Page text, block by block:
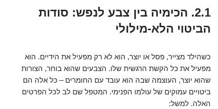
2.1. הכימיה בין צבע לנפש: סודות
הביטוי הלא-מילולי
כשהילד מצייר, פסל או יוצר, הוא לא רק מפעיל את הידיים. הוא
מפעיל את כל הקשת הרגשית שלו. הצבעים שהוא בוחר, הצורות
שהוא יוצר, העוצמה שבה הוא עובד עם החומרים – כל אלה הם
ביטויים עמוקים של עולמו הפנימי. המטפל שם לב לכל הפרטים
האלה. למשל: